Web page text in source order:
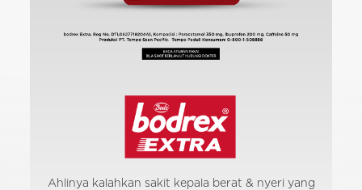
Ahlinya kalahkan sakit kepala berat & nyeri yang